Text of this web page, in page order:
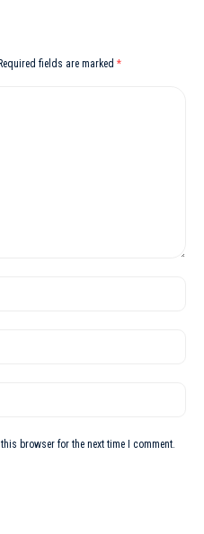
fields are marked *
browser for the next time I comment.